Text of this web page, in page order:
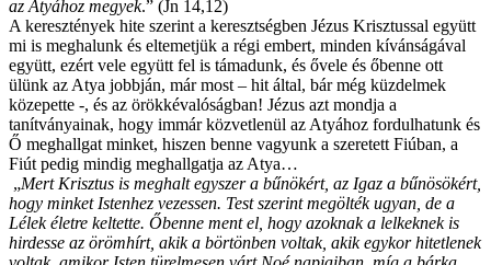
az Atyához megyek.” (Jn 14,12)
A keresztények hite szerint a keresztségben Jézus Krisztussal együtt
mi is meghalunk és eltemetjük a régi embert, minden kívánságával
együtt, ezért vele együtt fel is támadunk, és ővele és őbenne ott
ülünk az Atya jobbján, már most – hit által, bár még küzdelmek
közepette -, és az örökkévalóságban! Jézus azt mondja a
tanítványainak, hogy immár közvetlenül az Atyához fordulhatunk és
Ő meghallgat minket, hiszen benne vagyunk a szeretett Fiúban, a
Fiút pedig mindig meghallgatja az Atya…
„Mert Krisztus is meghalt egyszer a bűnökért, az Igaz a bűnösökért,
hogy minket Istenhez vezessen. Test szerint megölték ugyan, de a
Lélek életre keltette. Őbenne ment el, hogy azoknak a lelkeknek is
hirdesse az örömhírt, akik a börtönben voltak, akik egykor hitetlenek